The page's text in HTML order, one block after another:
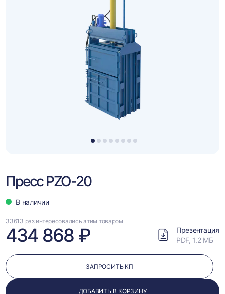
1 2 3 4 5 6 7 8
Пресс PZO-20
В наличии
33613 раз интересовались этим товаром
434 868 ₽
Презентация
PDF, 1.2 МБ
ЗАПРОСИТЬ КП
ДОБАВИТЬ В КОРЗИНУ